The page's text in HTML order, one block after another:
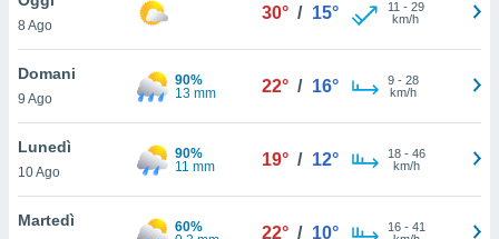
è
al sito
di
ci
di
il
8 Ago
30° / 15° 11 - 29
km/h
Domani
9 Ago
90%
13 mm
22° / 16° 9- 28
km/h
Lunedì
10 Ago
90%
11 mm
19° / 12° 18- 46
km/h
Martedì
60%
22° / 10° 16- 41